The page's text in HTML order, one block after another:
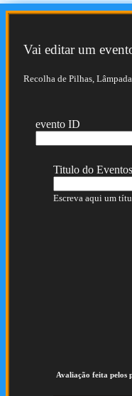
Vai editar um
Recolha de Pilhas,
evento ID
Titulo do Eventos
Escreva aqui um
Avaliação feita pelos